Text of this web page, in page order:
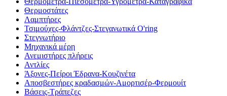
Θερμοστάτες
Λαμπτήρες
Τσιμούχες-Φλάντζες-Στεγανωτικά O'ring
Στεγνωτήριο
Μηχανικά μέρη
Ανεμιστήρες πλήρεις
Αντλίες
Άξονες-Πείροι Έδρανα-Κουζινέτα
Αποσβεστήρες κραδασμών-Αμορτισέρ-Φερμουίτ
Βάσεις-Τράπεζες